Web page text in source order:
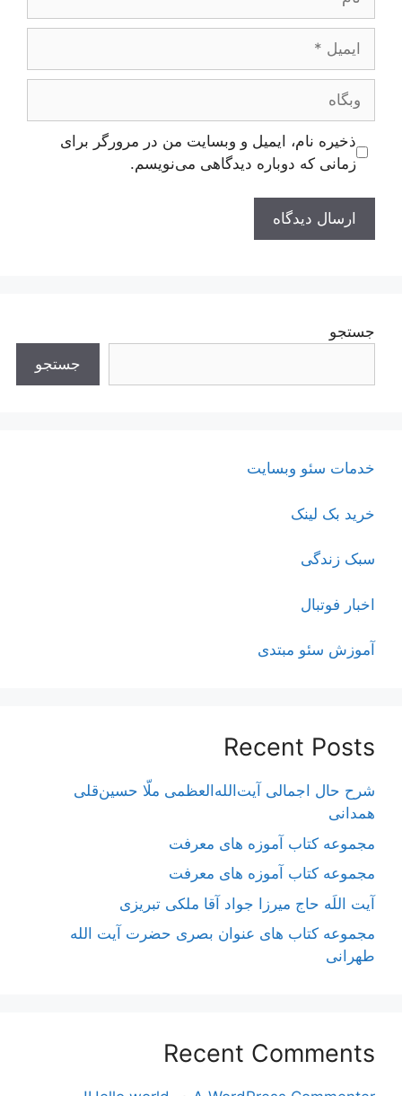
وبگاه
ذخیره نام، ایمیل و وبسایت من در مرورگر برای
زمانی که دوباره دیدگاهی می‌نویسم.
جستجو
جستجو
خدمات سئو وبسایت
خرید بک لینک
سبک زندگی
اخبار فوتبال
آموزش سئو مبتدی
Recent Posts
شرح حال اجمالی آیت‌الله‌العظمی ملّا حسین‌قلی
همدانی
مجموعه کتاب آموزه های معرفت
مجموعه کتاب آموزه های معرفت
آیت اللَه حاج میرزا جواد آقا ملکی تبریزی
مجموعه کتاب های عنوان بصری حضرت آیت الله
طهرانی
Recent Comments